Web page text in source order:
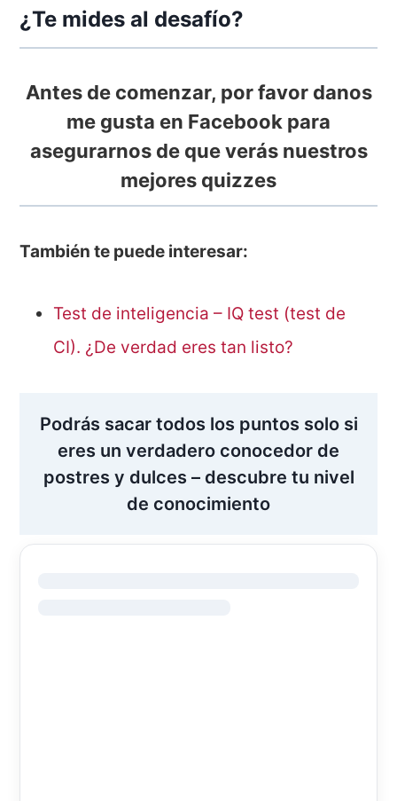
¿Te mides al desafío?
Antes de comenzar, por favor danos
me gusta en Facebook para
asegurarnos de que verás nuestros
mejores quizzes
También te puede interesar:
Test de inteligencia – IQ test (test de
CI). ¿De verdad eres tan listo?
Podrás sacar todos los puntos solo si
eres un verdadero conocedor de
postres y dulces – descubre tu nivel
de conocimiento